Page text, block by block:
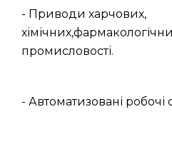
- Приводи харчових,
промисловості.
- Автоматизовані робочі